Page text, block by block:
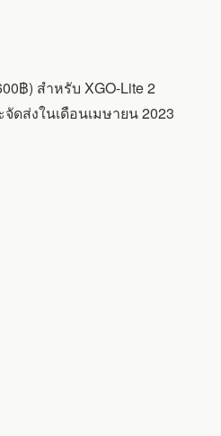
฿) สำหรับ XGO-Lite 2
ดส่งในเดือนเมษายน 2023